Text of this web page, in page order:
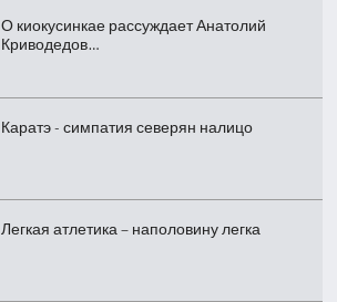
О киокусинкае рассуждает Анатолий
Криводедов…
Каратэ - симпатия северян налицо
Легкая атлетика – наполовину легка